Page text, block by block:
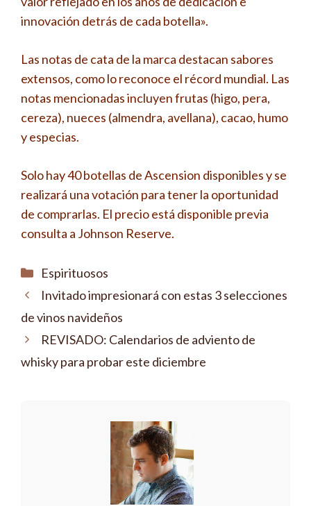
innovación detrás de cada botella».
Las notas de cata de la marca destacan sabores
extensos, como lo reconoce el récord mundial. Las
notas mencionadas incluyen frutas (higo, pera,
cereza), nueces (almendra, avellana), cacao, humo
y especias.
Solo hay 40 botellas de Ascension disponibles y se
realizará una votación para tener la oportunidad
de comprarlas. El precio está disponible previa
consulta a Johnson Reserve.
Categorías
Espirituosos
Invitado impresionará con estas 3 selecciones
de vinos navideños
REVISADO: Calendarios de adviento de
whisky para probar este diciembre